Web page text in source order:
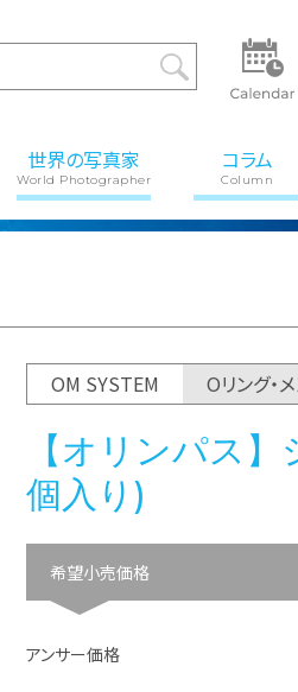
世界の写真家
World Photographer
コラム
Column
OM SYSTEM Oリング・
【オリンパス
個入り)
希望小売価格
アンサー価格